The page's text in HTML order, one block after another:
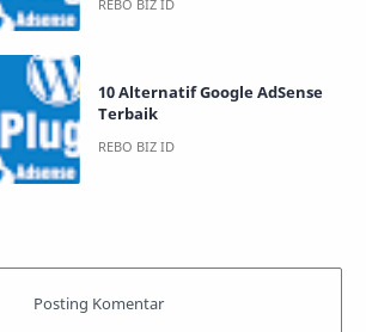
10 Alternatif Google AdSense
Terbaik